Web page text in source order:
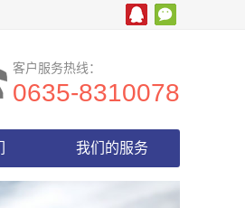
客户服务热线：
0635-8310078
我们的服务